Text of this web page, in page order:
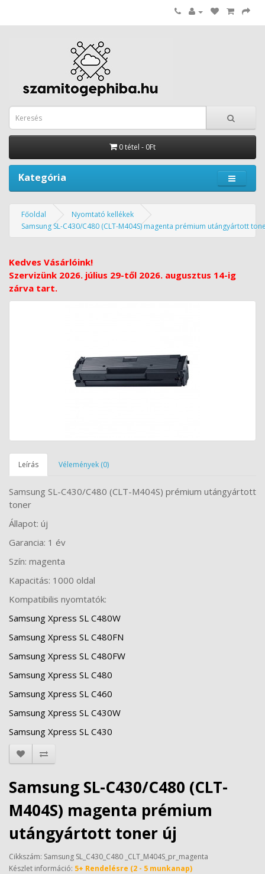
0 tétel - 0Ft
Kategória
Főoldal
Nyomtató kellékek
Samsung SL-C430/C480 (CLT-M404S) magenta prémium utángyártott
Kedves Vásárlóink!
Szervizünk 2026. július 29-től 2026. augusztus 14-ig
zárva tart.
Leírás Vélemények (0)
Samsung SL-C430/C480 (CLT-M404S) prémium utángyártott
toner
Állapot: új
Garancia: 1 év
Szín: magenta
Kapacitás: 1000 oldal
Kompatibilis nyomtatók:
Samsung Xpress SL C480W
Samsung Xpress SL C480FN
Samsung Xpress SL C480FW
Samsung Xpress SL C480
Samsung Xpress SL C460
Samsung Xpress SL C430W
Samsung Xpress SL C430
Samsung SL-C430/C480 (CLT-
M404S) magenta prémium
utángyártott toner új
Cikkszám: Samsung SL_C430_C480 _CLT_M404S_pr_magenta
Készlet információ: 5+ Rendelésre (2 - 5 munkanap)